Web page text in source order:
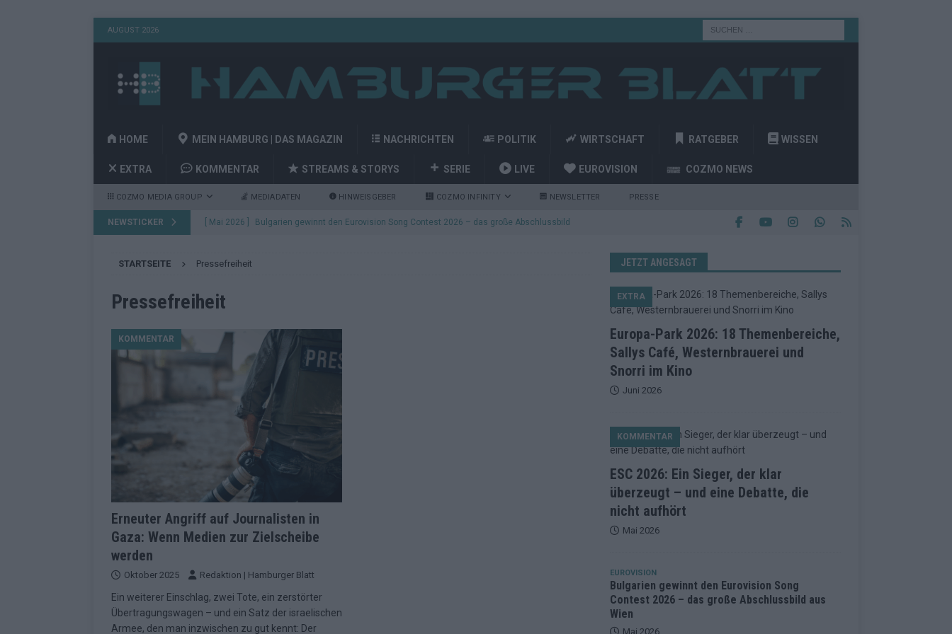
AUGUST 2026
HOME MEIN HAMBURG | DAS MAGAZIN NACHRICHTEN POLITIK WIRTSCHAFT RATGEBER WISSEN
EXTRA KOMMENTAR STREAMS & STORYS SERIE LIVE EUROVISION COZMO NEWS
COZMO MEDIA GROUP MEDIADATEN HINWEISGEBER COZMO INFINITY NEWSLETTER PRESSE
NEWSTICKER [ Mai 2026 ] Bulgarien gewinnt den Eurovision Song Contest 2026 – das große Abschlussbild
Highlights
2026 im Überblick EUROVISION
[ Mai 2026 ] Alle 25 ESC-Finalisten auf dem Prüfstand: Stärken, Schwächen und unsere Tipps
[ Mai 2026 ] Vier Sieger gleichzeitig, Manipulationsverdacht, Jury-Comeback: Die turbulente
Geschichte der ESC-Wertung
[ Mai 2026 ] Das Warten hat ein Ende: ESC 2026 – alle 26 Finalteilnehmer für Wien im Überblick
EUROVISION
[ Mai 2026 ] „Unknown“ war stark, der Rest war nett: Das zweite ESC-Halbfinale im
redaktionellen Urteil KOMMENTAR
EXTRA
[ Juni 2026 ] Europa-Park 2026: 18 Themenbereiche, Sallys Café, Westernbrauerei und Snorri im
Kino EXTRA
STARTSEITE Pressefreiheit
Pressefreiheit
KOMMENTAR
Erneuter Angriff auf Journalisten in
Gaza: Wenn Medien zur Zielscheibe
werden
Oktober 2025 Redaktion | Hamburger Blatt
Ein weiterer Einschlag, zwei Tote, ein zerstörter
Übertragungswagen – und ein Satz der israelischen
Armee, den man inzwischen zu gut kennt: Der
JETZT ANGESAGT
Europa-Park 2026: 18 Themenbereiche,
Sallys Café, Westernbrauerei und
Snorri im Kino
EXTRA
Juni 2026
ESC 2026: Ein Sieger, der klar
überzeugt – und eine Debatte, die
nicht aufhört
KOMMENTAR
Mai 2026
EUROVISION
Bulgarien gewinnt den Eurovision Song
Contest 2026 – das große Abschlussbild aus
Wien
Mai 2026